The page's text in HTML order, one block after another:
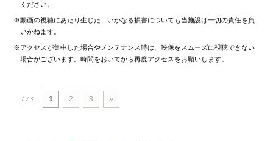
ください。
※動画の視聴にあたり生じた、いかなる損害についても当施設は一切の責任を負
いかねます。
※アクセスが集中した場合やメンテナンス時は、映像をスムーズに視聴できない
場合がございます。時間をおいてから再度アクセスをお願いします。
1 / 3 1 2 3 »